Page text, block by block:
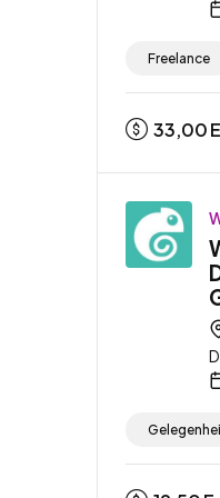
Freelance
33,00